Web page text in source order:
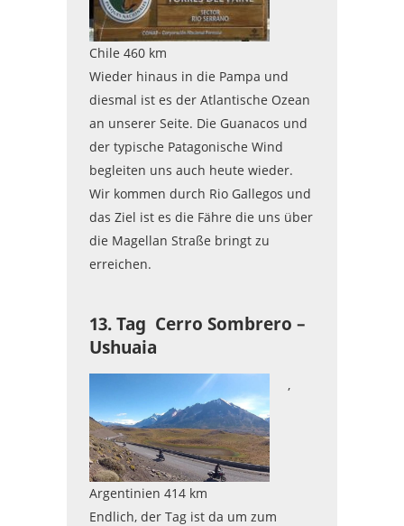
Chile 460 km
Wieder hinaus in die Pampa und
diesmal ist es der Atlantische Ozean
an unserer Seite. Die Guanacos und
der typische Patagonische Wind
begleiten uns auch heute wieder.
Wir kommen durch Rio Gallegos und
das Ziel ist es die Fähre die uns über
die Magellan Straße bringt zu
erreichen.
13. Tag Cerro Sombrero –
Ushuaia
,
Argentinien 414 km
Endlich, der Tag ist da um zum